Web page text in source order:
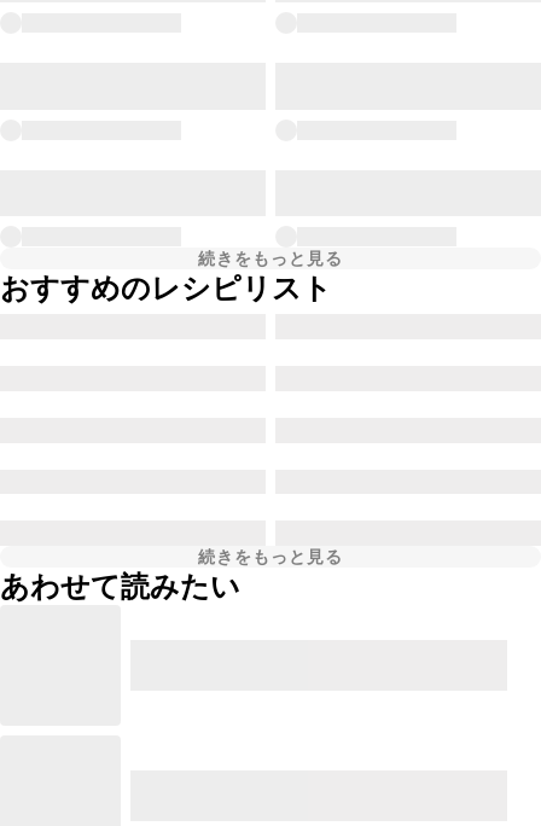
続きをもっと見る
おすすめのレシピリスト
続きをもっと見る
あわせて読みたい